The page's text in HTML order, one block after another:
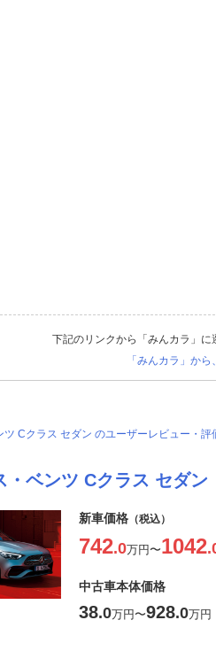
下記のリンクから「みんカラ」に
「みんカラ」か
ツ Cクラス セダン のユーザーレビュー・評
・ベンツ Cクラス セダン
新車価格 （税込）
742.0万円〜1042
中古車本体価格
38.0万円〜928.0万円